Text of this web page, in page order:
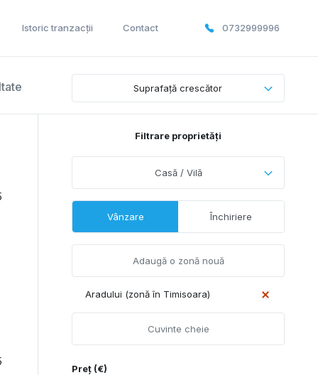
Istoric tranzacții Contact 0732999996
Suprafață crescător
Filtrare proprietăți
Casă / Vilă
Vânzare Închiriere
Aradului (zonă în Timisoara)
Preț (€)